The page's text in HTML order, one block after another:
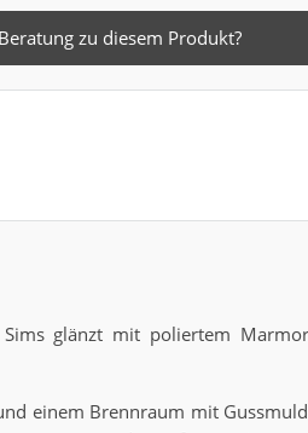
Beratung zu diesem Produkt?
glänzt mit poliertem
einem Brennraum mit